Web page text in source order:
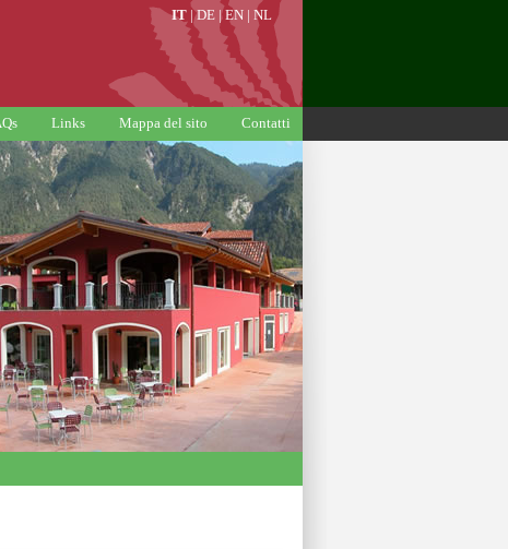
IT |DE |EN | NL
Links Mappa del sito Contatti